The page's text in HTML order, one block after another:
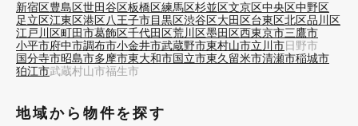
新宿区豊島区世田谷区板橋区練馬区杉並区文京区中央区中野区
足立区江東区港区八王子市目黒区渋谷区大田区台東区北区品川区
江戸川区町田市葛飾区千代田区荒川区墨田区西東京市三鷹市
小平市府中市調布市小金井市武蔵野市東村山市立川市日野市
国分寺市昭島市多摩市東大和市国立市東久留米市清瀬市稲城市
狛江市武蔵村山市福生市
地域から物件を探す